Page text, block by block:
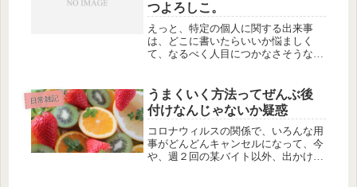
つよろしこ。
えっと、特定の個人に関する出来事
は、どこに書いたらいいか悩ましく
て、なるべく人目につかなさそうな所
せときましょう。わたし、生まれつき
の「社会ウォッチャー」で、この世の
出来事...
日常雑記
うまくいく方法ってぜんぶ後
付けなんじゃないか疑惑
コロナウィルスの関係で、いろんな用
事がどんどんキャンセルになって、今
や、週２回の某バイト以外、出かける